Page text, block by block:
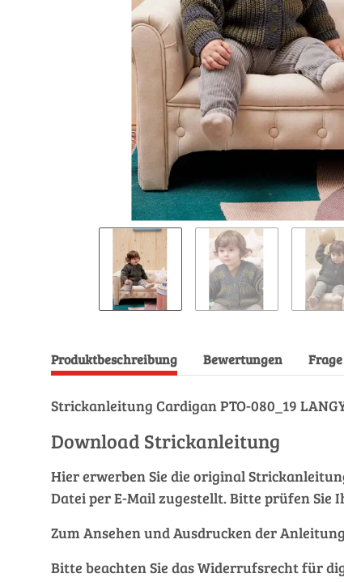
Produktbeschreibung Bewertungen
Strickanleitung Cardigan PTO-080_19
Download Strickanleitung
Hier erwerben Sie die original
Datei per E-Mail zugestellt. Bitte prüfen Sie
Zum Ansehen und Ausdrucken der
Bitte beachten Sie das Widerrufsrecht für